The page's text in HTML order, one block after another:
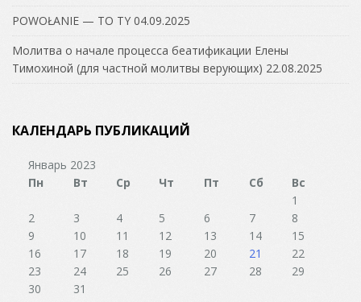
POWOŁANIE — TO TY 04.09.2025
Молитва о начале процесса беатификации Елены
Тимохиной (для частной молитвы верующих) 22.08.2025
КАЛЕНДАРЬ ПУБЛИКАЦИЙ
Январь 2023
Пн
Вт Ср Чт Пт Сб
Вс
1
2
3 4 5 6 7
8
9
10 11 12 13 14
15
16
17 18 19 20 21
22
23
24 25 26 27 28
29
30
31